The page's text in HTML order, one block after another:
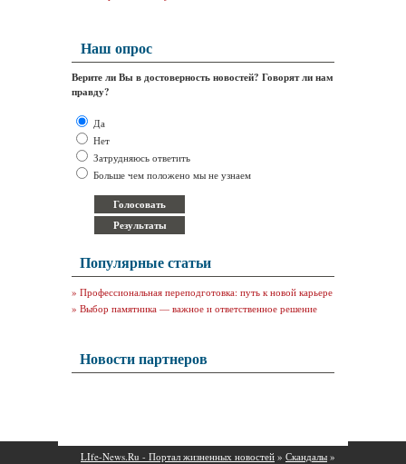
Наш опрос
Верите ли Вы в достоверность новостей? Говорят ли нам
правду?
Да
Нет
Затрудняюсь ответить
Больше чем положено мы не узнаем
Популярные статьи
» Профессиональная переподготовка: путь к новой карьере
» Выбор памятника — важное и ответственное решение
Новости партнеров
LIfe-News.Ru - Портал жизненных новостей » Скандалы »